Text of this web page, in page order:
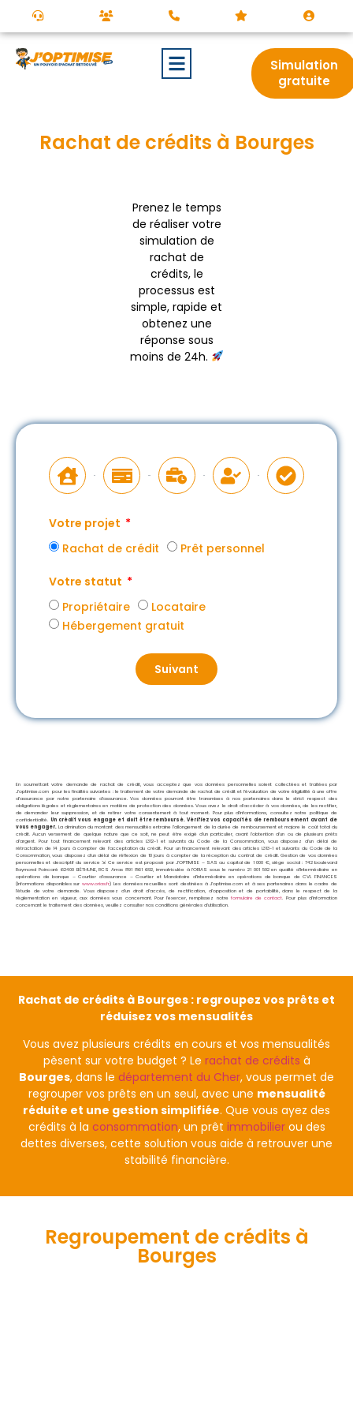
Simulation
gratuite
Rachat de crédits à Bourges
Prenez le temps
de réaliser votre
simulation de
rachat de
crédits, le
processus est
simple, rapide et
obtenez une
réponse sous
moins de 24h.
Votre projet
Rachat de crédit
Prêt personnel
Votre statut
Propriétaire
Locataire
Hébergement gratuit
Suivant
En soumettant votre demande de rachat de crédit, vous acceptez que vos données personnelles soient collectées et traitées par
J’optimise.com pour les finalités suivantes : le traitement de votre demande de rachat de crédit et l’évaluation de votre éligibilité à une offre
d’assurance par notre partenaire d’assurance. Vos données pourront être transmises à nos partenaires dans le strict respect des
obligations légales et réglementaires en matière de protection des données. Vous avez le droit d’accéder à vos données, de les rectifier,
de demander leur suppression, et de retirer votre consentement à tout moment. Pour plus d’informations, consultez notre politique de
confidentialité. Un crédit vous engage et doit être remboursé. Vérifiez vos capacités de remboursement avant de
vous engager. La diminution du montant des mensualités entraine l’allongement de la durée de remboursement et majore le coût total du
crédit. Aucun versement de quelque nature que ce soit, ne peut être exigé d’un particulier, avant l’obtention d’un ou de plusieurs prêts
d’argent. Pour tout financement relevant des articles L312-1 et suivants du Code de la Consommation, vous disposez d’un délai de
rétractation de 14 jours à compter de l’acceptation du crédit. Pour un financement relevant des articles L313-1 et suivants du Code de la
Consommation, vous disposez d’un délai de réflexion de 10 jours à compter de la réception du contrat de crédit. Gestion de vos données
personnelles et descriptif du service ⇲ Ce service est proposé par J’OPTIMISE – SAS au capital de 1 000 €, siège social : 742 boulevard
Raymond Poincaré 62400 BÉTHUNE, RCS Arras 891 861 692, immatriculée à l’ORIAS sous le numéro 21 001 592 en qualité d’Intermédiaire en
opérations de banque – Courtier d’assurance – Courtier et Mandataire d’intermédiaire en opérations de banque de CVL FINANCES
(Informations disponibles sur www.orias.fr) Les données recueillies sont destinées à J’optimise.com et à ses partenaires dans le cadre de
l’étude de votre demande. Vous disposez d’un droit d’accès, de rectification, d’opposition et de portabilité, dans le respect de la
réglementation en vigueur, aux données vous concernant. Pour l’exercer, remplissez notre formulaire de contact. Pour plus d’information
concernant le traitement des données, veuillez consulter nos conditions générales d’utilisation.
Rachat de crédits à Bourges : regroupez vos prêts et
réduisez vos mensualités
Vous avez plusieurs crédits en cours et vos mensualités
pèsent sur votre budget ? Le rachat de crédits à
Bourges, dans le département du Cher, vous permet de
regrouper vos prêts en un seul, avec une mensualité
réduite et une gestion simplifiée. Que vous ayez des
crédits à la consommation, un prêt immobilierou des
dettes diverses, cette solution vous aide à retrouver une
stabilité financière.
Regroupement de crédits à
Bourges